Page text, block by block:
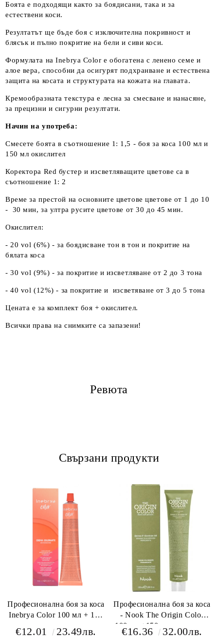
Боята е подходящи както за боядисани, така и за
естествени коси.
Резултатът ще бъде боя с изключителна покривност и
блясък и пълно покритие на бели и сиви коси.
Формулата на Inebrya Color е обогатена с ленено семе и
алое вера, способни да осигурят подхранване и естествена
защита на косата и структурата на кожата на главата.
Кремообразната текстура е лесна за смесване и нанасяне,
за прецизни и сигурни резултати.
Начин на употреба:
Смесете боята в съотношение 1: 1,5 - боя за коса 100 мл и
150 мл окислител
Коректора Red бустер и изсветляващите цветове са в
съотношение 1: 2
Време за престой на основните цветове цветове от 1 до 10
- 30 мин, за ултра русите цветове от 30 до 45 мин.
Окислител:
- 20 vol (6%) - за боядисване тон в тон и покритие на
бялата коса
- 30 vol (9%) - за покритие и изсветляване от 2 до 3 тона
- 40 vol (12%) - за покритие и изсветяване от 3 до 5 тона
Цената е за комплект боя + окислител.
Всички права на снимките са запазени!
Ревюта
Свързани продукти
Професионална боя за коса
Inebrya Color 100 мл + 150
€12.01 23.49лв.
Професионална боя за коса
- Nook The Origin Color
100 мл +150 мл окислител
€16.36 32.00лв.